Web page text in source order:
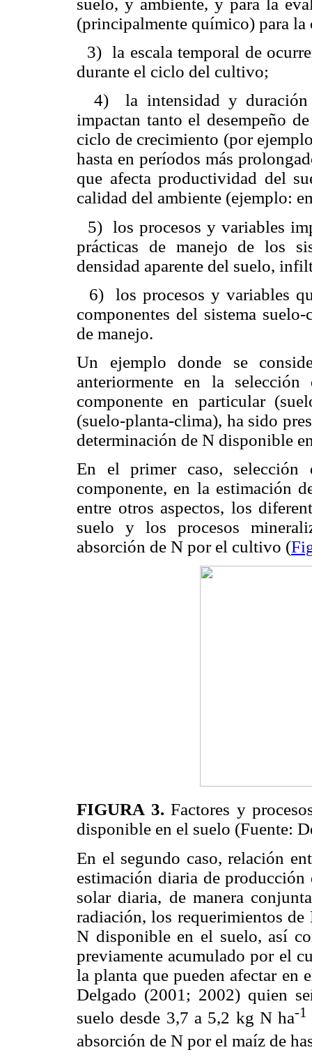
suelo, y ambiente, y para la
(principalmente químico) para
3) la escala temporal de
durante el ciclo del cultivo;
4)
la intensidad y
impactan tanto el desempeño
ciclo de crecimiento (por
hasta en períodos más
que afecta productividad del
calidad del ambiente (ejemplo:
5) los procesos y variables
prácticas de manejo de los
densidad aparente del suelo,
6)
los procesos y variables
componentes del sistema
de manejo.
Un ejemplo donde se
anteriormente en la
componente en particular
(suelo-planta-clima), ha sido
determinación de N disponible
En el primer caso,
componente, en la estimación
entre otros aspectos, los
suelo y los procesos
absorción de N por el cultivo (
FIGURA 3. Factores y
disponible en el suelo (Fuente:
En el segundo caso, relación
estimación diaria de producción
solar diaria, de manera
radiación, los requerimientos
N disponible en el suelo, así
previamente acumulado por el
la planta que pueden afectar en
Delgado (2001; 2002) quien
suelo desde 3,7 a 5,2 kg N ha-1
absorción de N por el maíz de